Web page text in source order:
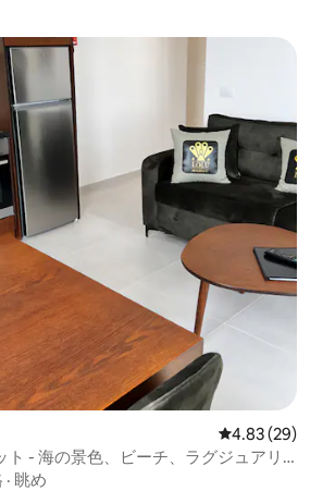
レビュー29
4.83 (29)
ト - 海の景色、ビーチ、ラグジュアリ
· 眺め